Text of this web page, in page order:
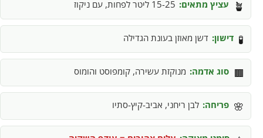
🪴 עציץ מתאים: 15-25 ליטר לפחות, עם ניקוז
🧪 דישון: דשן מאוזן בעונת הגדילה
🟫 סוג אדמה: מנוקזת עשירה, קומפוסט והומוס
🌸 פריחה: לבן ריחני, אביב-קיץ-סתיו